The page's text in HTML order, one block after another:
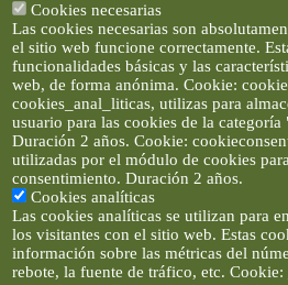
Cookies necesarias
Las cookies necesarias son
el sitio web funcione correctamente.
funcionalidades básicas y las
web, de forma anónima. Cookie:
cookies_anal_liticas, utilizas para
usuario para las cookies de la
Duración 2 años. Cookie:
utilizadas por el módulo de cookies
consentimiento. Duración 2 años.
Cookies analíticas
Las cookies analíticas se utilizan para
los visitantes con el sitio web. Estas
información sobre las métricas del
rebote, la fuente de tráfico, etc.